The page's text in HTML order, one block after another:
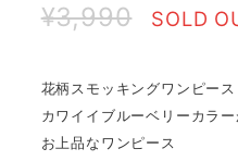
¥3,990 SOLD
花柄スモッキングワンピース
カワイイブルーベリーカラ
お上品なワンピース